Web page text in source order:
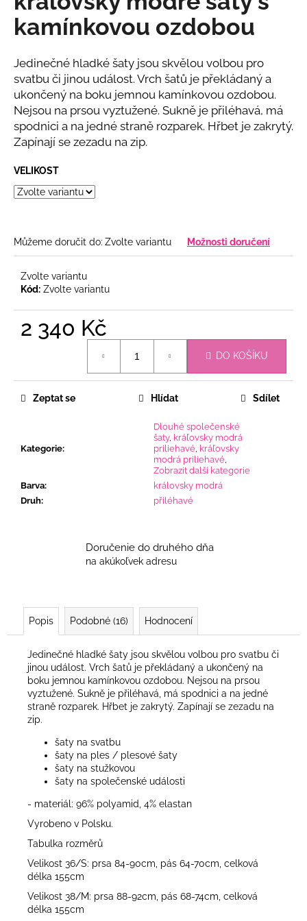
z
5
hvězdiček.
kamínkovou ozdobou
Jedinečné hladké šaty jsou skvělou volbou pro
svatbu či jinou událost. Vrch šatů je překládaný a
ukončený na boku jemnou kamínkovou ozdobou.
Nejsou na prsou vyztužené. Sukně je přiléhavá, má
spodnici a na jedné straně rozparek. Hřbet je zakrytý.
Zapínají se zezadu na zip.
VELIKOST
Můžeme doručit do: Zvolte variantu Možnosti doručení
Zvolte variantu
Kód: Zvolte variantu
2 340 Kč
DO KOŠÍKU
Kategorie:
Dlouhé společenské
šaty, kráľovsky modrá
priliehavé kráľovsky
modrá priliehavé
Zobrazit další kategorie
Barva:
královsky modrá
Druh: přiléhavé
Zeptat se Hlídat Sdílet
Doručenie do druhého dňa
na akúkoľvek adresu
Popis Podobné (16) Hodnocení
Jedinečné hladké šaty jsou skvělou volbou pro svatbu či
jinou událost. Vrch šatů je překládaný a ukončený na
boku jemnou kamínkovou ozdobou. Nejsou na prsou
vyztužené. Sukně je přiléhavá, má spodnici a na jedné
straně rozparek. Hřbet je zakrytý. Zapínají se zezadu na
zip.
šaty na svatbu
šaty na ples / plesové šaty
šaty na stužkovou
šaty na společenské události
- materiál: 96% polyamid, 4% elastan
Vyrobeno v Polsku.
Tabulka rozměrů
Velikost 36/S: prsa 84-90cm, pás 64-70cm, celková
délka 155cm
Velikost 38/M: prsa 88-92cm, pás 68-74cm, celková
délka 155cm
u
j
m
e
RŮŽOVÝ
KOMPLET
S
KVĚTINOU
2
808
Kč